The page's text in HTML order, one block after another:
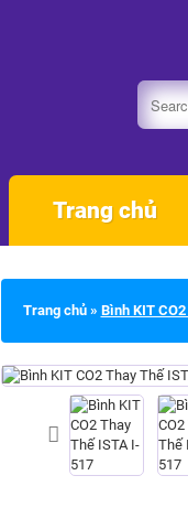
Trang chủ
Trang chủ» Bình KIT